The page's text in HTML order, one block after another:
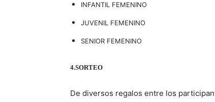
INFANTIL FEMENINO
JUVENIL FEMENINO
SENIOR FEMENINO
4.SORTEO
De diversos regalos entre los